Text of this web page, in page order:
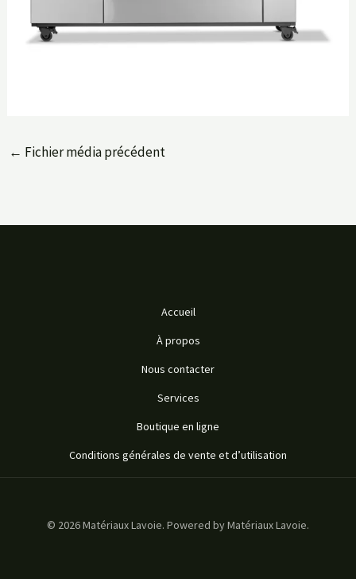
← Fichier média précédent
Accueil
À propos
Nous contacter
Services
Boutique en ligne
Conditions générales de vente et d’utilisation
© 2026 Matériaux Lavoie. Powered by Matériaux Lavoie.